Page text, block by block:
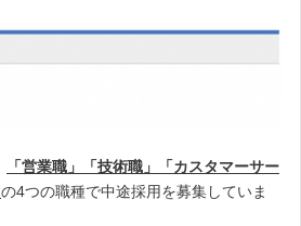
「営業職」「技術職」「カスタマーサー
の4つの職種で中途採用を募集していま